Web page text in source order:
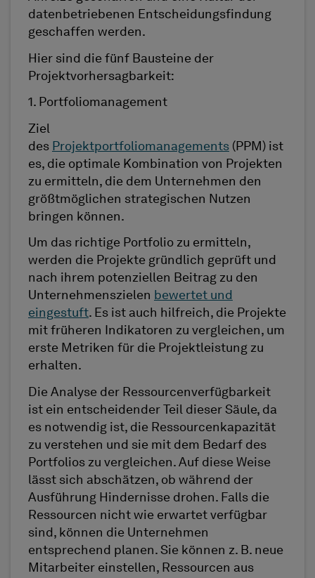
datenbetriebenen Entscheidungsfindung
geschaffen werden.
Hier sind die fünf Bausteine der
Projektvorhersagbarkeit:
1. Portfoliomanagement
Ziel
des Projektportfoliomanagements (PPM) ist
es, die optimale Kombination von Projekten
zu ermitteln, die dem Unternehmen den
größtmöglichen strategischen Nutzen
bringen können.
Um das richtige Portfolio zu ermitteln,
werden die Projekte gründlich geprüft und
nach ihrem potenziellen Beitrag zu den
Unternehmenszielen bewertet und
eingestuft. Es ist auch hilfreich, die Projekte
mit früheren Indikatoren zu vergleichen, um
erste Metriken für die Projektleistung zu
erhalten.
Die Analyse der Ressourcenverfügbarkeit
ist ein entscheidender Teil dieser Säule, da
es notwendig ist, die Ressourcenkapazität
zu verstehen und sie mit dem Bedarf des
Portfolios zu vergleichen. Auf diese Weise
lässt sich abschätzen, ob während der
Ausführung Hindernisse drohen. Falls die
Ressourcen nicht wie erwartet verfügbar
sind, können die Unternehmen
entsprechend planen. Sie können z. B. neue
Mitarbeiter einstellen, Ressourcen aus